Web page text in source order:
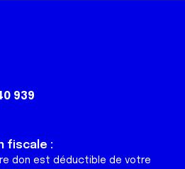
939
fiscale :
don est déductible de votre